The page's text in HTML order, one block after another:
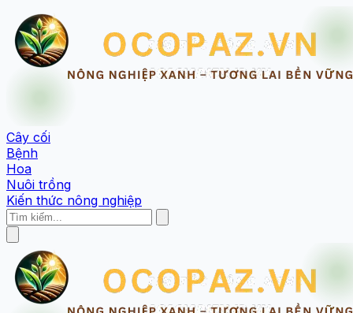
Cây cối
Bệnh
Hoa
Nuôi trồng
Kiến thức nông nghiệp